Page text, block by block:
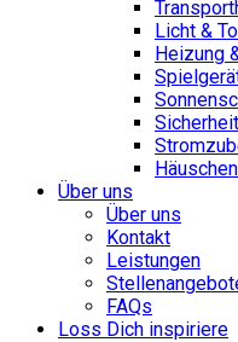
Licht &
Heizung
Sicherheit
Über uns
Über uns
Kontakt
Leistungen
FAQs
Loss Dich inspiriere